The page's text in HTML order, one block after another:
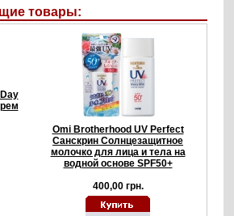
товары:
Omi Brotherhood UV Perfect
Санскрин Солнцезащитное
молочко для лица и тела на
водной основе SPF50+
400,00 грн.